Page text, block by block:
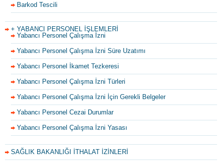
Barkod Tescili
+ YABANCI PERSONEL İŞLEMLERİ
Yabancı Personel Çalışma İzni
Yabancı Personel Çalışma İzni Süre Uzatımı
Yabancı Personel İkamet Tezkeresi
Yabancı Personel Çalışma İzni Türleri
Yabancı Personel Çalışma İzni İçin Gerekli Belgeler
Yabancı Personel Cezai Durumlar
Yabancı Personel Çalışma İzni Yasası
SAĞLIK BAKANLIĞI İTHALAT İZİNLERİ